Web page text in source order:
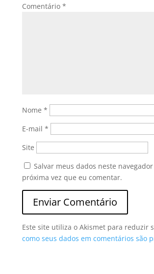
Comentário *
Nome *
E-mail *
Site
Salvar meus dados neste
próxima vez que eu comentar.
Este site utiliza o Akismet para reduzir
como seus dados em comentários são